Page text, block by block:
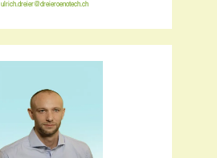
ulrich.dreier@dreieroenotech.ch